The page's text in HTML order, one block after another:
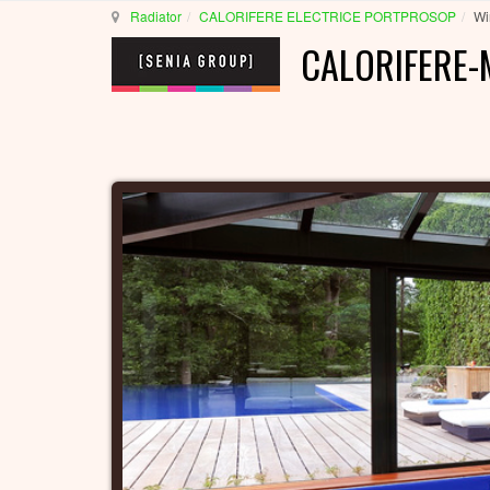
Radiator CALORIFERE ELECTRICE PORTPROSOP